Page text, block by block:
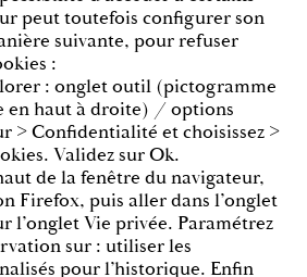
peut toutefois configurer son
suivante, pour refuser
:
: onglet outil (pictogramme
en haut à droite) / options
> Confidentialité et choisissez >
Validez sur Ok.
de la fenêtre du navigateur,
Firefox, puis aller dans l’onglet
l’onglet Vie privée. Paramétrez
sur : utiliser les
pour l’historique. Enfin